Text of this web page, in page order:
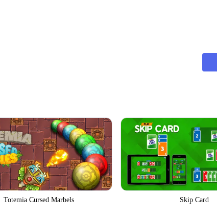
Totemia Cursed Marbels Skip Card